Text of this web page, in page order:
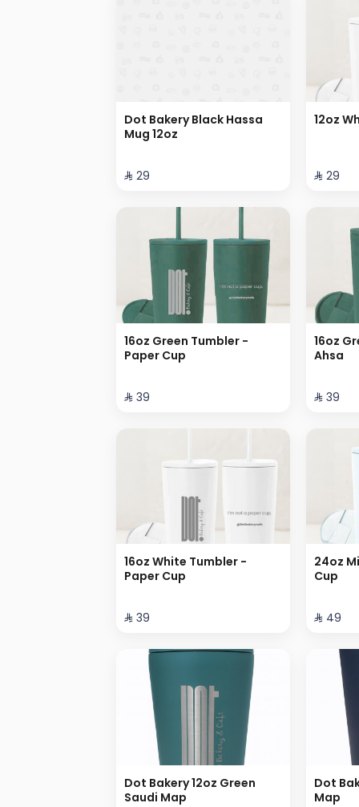
Dot Bakery Black Hassa
Mug 12oz
⁨⁦‪‬ 29⁩
12oz
⁨⁦‪‬ 29⁩
16oz Green Tumbler -
Paper Cup
⁨⁦‪‬ 39⁩
16oz
Ahsa
⁨⁦‪‬ 39⁩
16oz White Tumbler -
Paper Cup
⁨⁦‪‬ 39⁩
24oz
Cup
⁨⁦‪‬ 49⁩
Dot Bakery 12oz Green
Saudi Map
Dot
Map